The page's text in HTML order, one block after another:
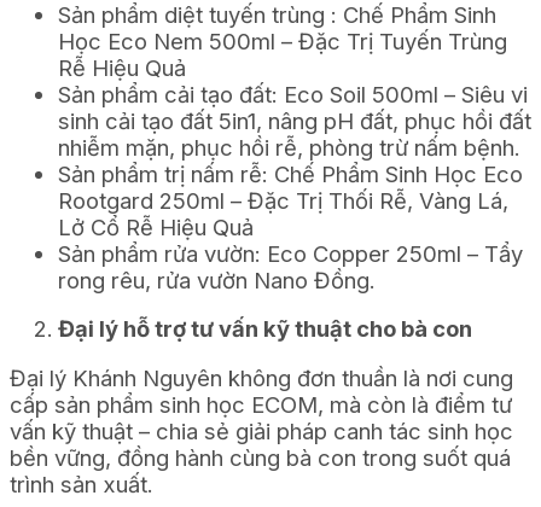
Sản phẩm diệt tuyến trùng : Chế Phẩm Sinh
Học Eco Nem 500ml – Đặc Trị Tuyến Trùng
Rễ Hiệu Quả
Sản phẩm cải tạo đất: Eco Soil 500ml – Siêu vi
sinh cải tạo đất 5in1, nâng pH đất, phục hồi đất
nhiễm mặn, phục hồi rễ, phòng trừ nấm bệnh.
Sản phẩm trị nấm rễ: Chế Phẩm Sinh Học Eco
Rootgard 250ml – Đặc Trị Thối Rễ, Vàng Lá,
Lở Cổ Rễ Hiệu Quả
Sản phẩm rửa vườn: Eco Copper 250ml – Tẩy
rong rêu, rửa vườn Nano Đồng.
Đại lý hỗ trợ tư vấn kỹ thuật cho bà con
Đại lý Khánh Nguyên không đơn thuần là nơi cung
cấp sản phẩm sinh học ECOM, mà còn là điểm tư
vấn kỹ thuật – chia sẻ giải pháp canh tác sinh học
bền vững, đồng hành cùng bà con trong suốt quá
trình sản xuất.